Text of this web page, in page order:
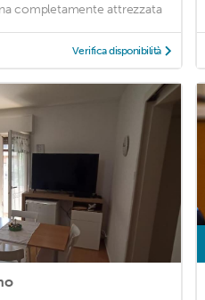
completamente attrezzata
Verifica disponibilità